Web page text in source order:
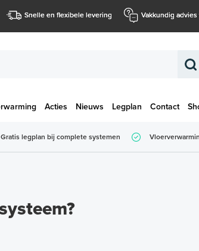
Snelle en flexibele levering Vakkundig
Acties Nieuws Legplan Contact
Gratis legplan bij complete systemen